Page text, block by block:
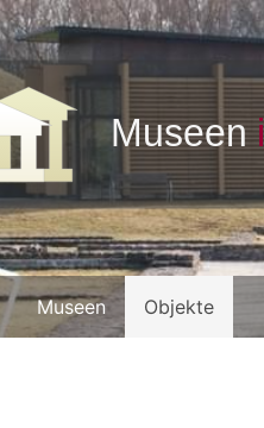
Museen Objekte